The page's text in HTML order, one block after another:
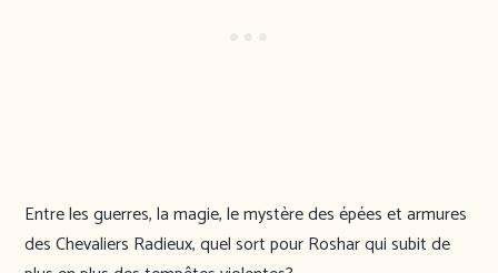
Entre les guerres, la magie, le mystère des épées et armures
des Chevaliers Radieux, quel sort pour Roshar qui subit de